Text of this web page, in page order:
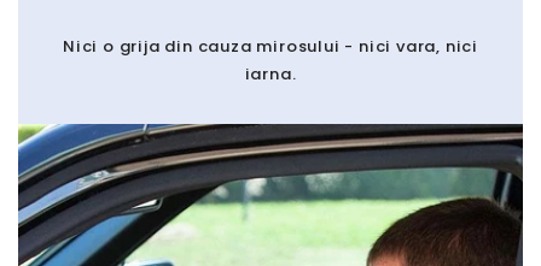
Nici o grija din cauza mirosului - nici vara, nici
iarna.